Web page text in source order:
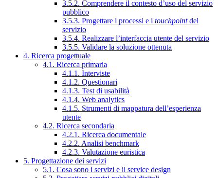
3.5.2. Comprendere il contesto d’uso del servizio
pubblico
3.5.3. Progettare i processi e i touchpointdel
servizio
3.5.4. Realizzare l’interfaccia utente del servizio
3.5.5. Validare la soluzione ottenuta
4. Ricerca progettuale
4.1. Ricerca primaria
4.1.1. Interviste
4.1.2. Questionari
4.1.3. Test di usabilità
4.1.4. Web analytics
4.1.5. Strumenti di mappatura dell’esperienza
utente
4.2. Ricerca secondaria
4.2.1. Ricerca documentale
4.2.2. Analisi benchmark
4.2.3. Valutazione euristica
5. Progettazione dei servizi
5.1. Cosa sono i servizi e il service design